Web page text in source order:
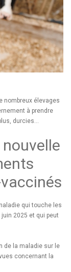
nombreux élevages
à prendre
durcies…
qui touche les
2025 et qui peut
de la maladie sur le
concernant la